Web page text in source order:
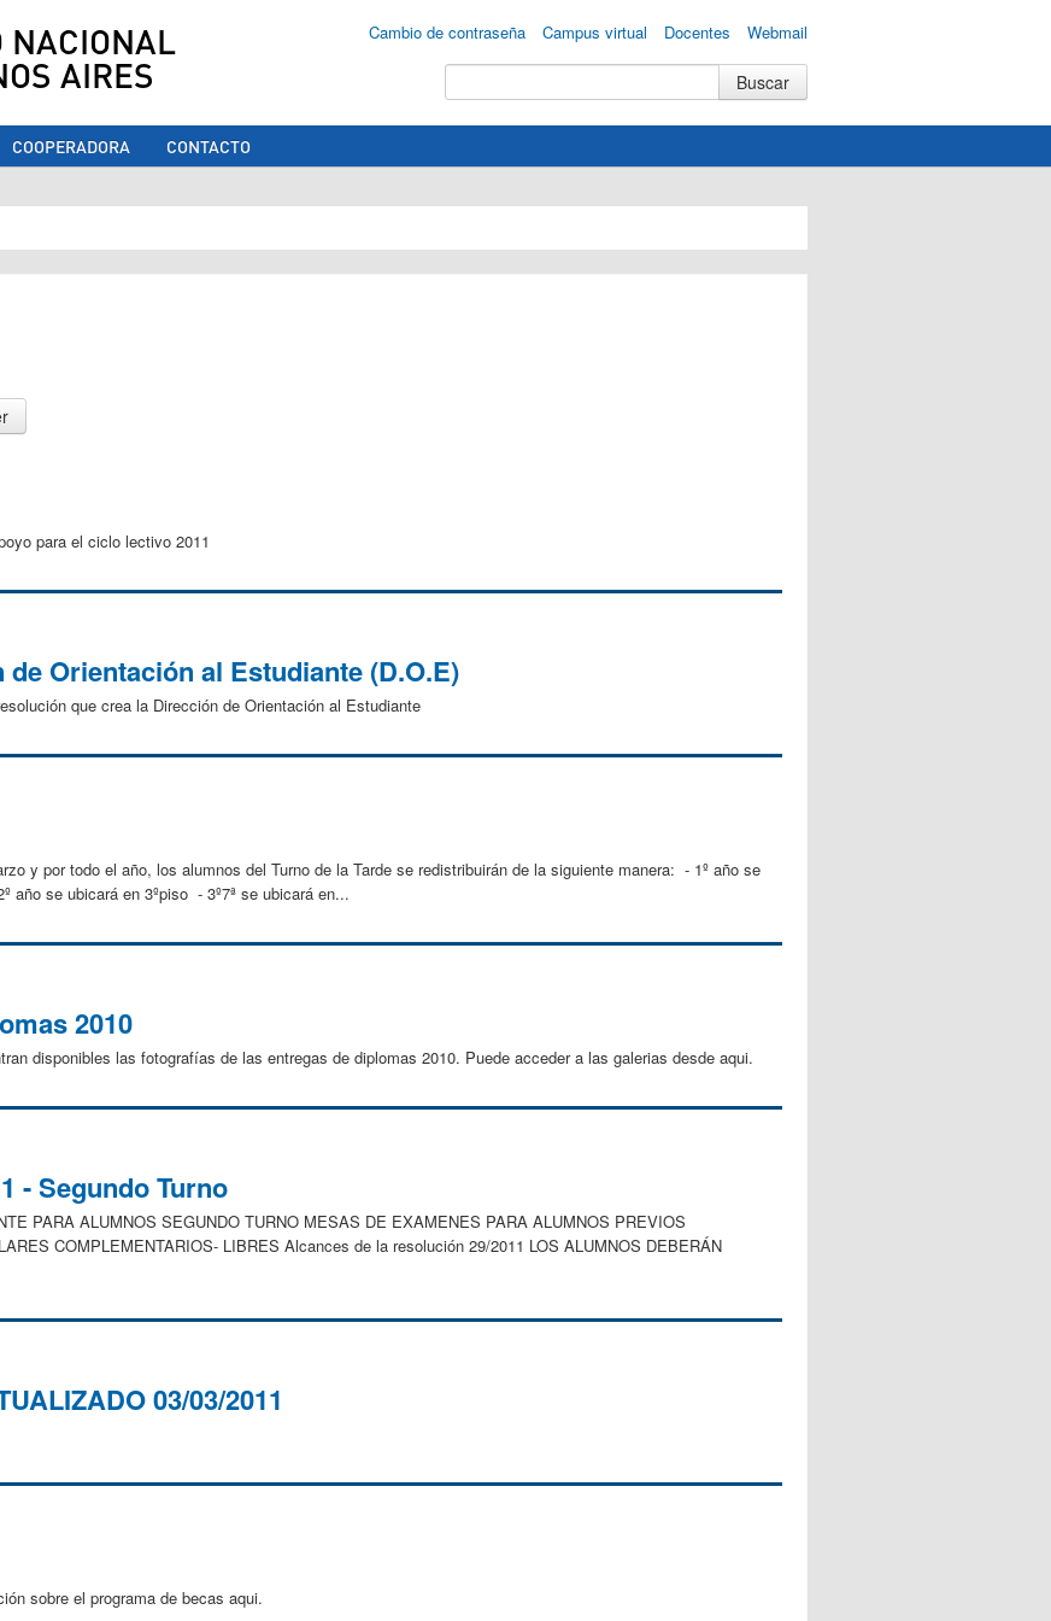
NACIONAL
AIRES
Cambio de contraseña Campus virtual Docentes Webmail
COOPERADORA CONTACTO
aquí
para el ciclo lectivo 2011
Orientación al Estudiante (D.O.E)
que crea la Dirección de Orientación al Estudiante
y por todo el año, los alumnos del Turno de la Tarde se redistribuirán de la siguiente manera: - 1º año se
año se ubicará en 3ºpiso - 3º7ª se ubicará en...
2010
disponibles las fotografías de las entregas de diplomas 2010. Puede acceder a las galerias desde aqui.
- Segundo Turno
PARA ALUMNOS SEGUNDO TURNO MESAS DE EXAMENES PARA ALUMNOS PREVIOS
COMPLEMENTARIOS- LIBRES Alcances de la resolución 29/2011 LOS ALUMNOS DEBERÁN
03/03/2011
sobre el programa de becas aqui.